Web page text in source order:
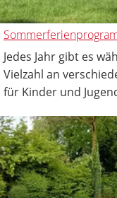
Jedes Jahr gibt es
Vielzahl an
für Kinder und